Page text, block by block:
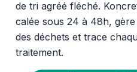
de tri agréé fléché.
calée sous 24 à 48h,
des déchets et trace
traitement.